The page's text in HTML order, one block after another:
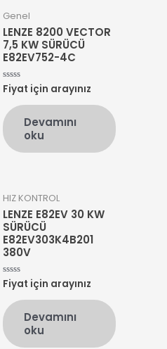
Genel
LENZE 8200 VECTOR
7,5 KW SÜRÜCÜ
E82EV752-4C
5
üzerinden
oy
aldı
Fiyat için arayınız
Devamını
oku
HIZ KONTROL
LENZE E82EV 30 KW
SÜRÜCÜ
E82EV303K4B201
380V
5
üzerinden
oy
aldı
Fiyat için arayınız
Devamını
oku